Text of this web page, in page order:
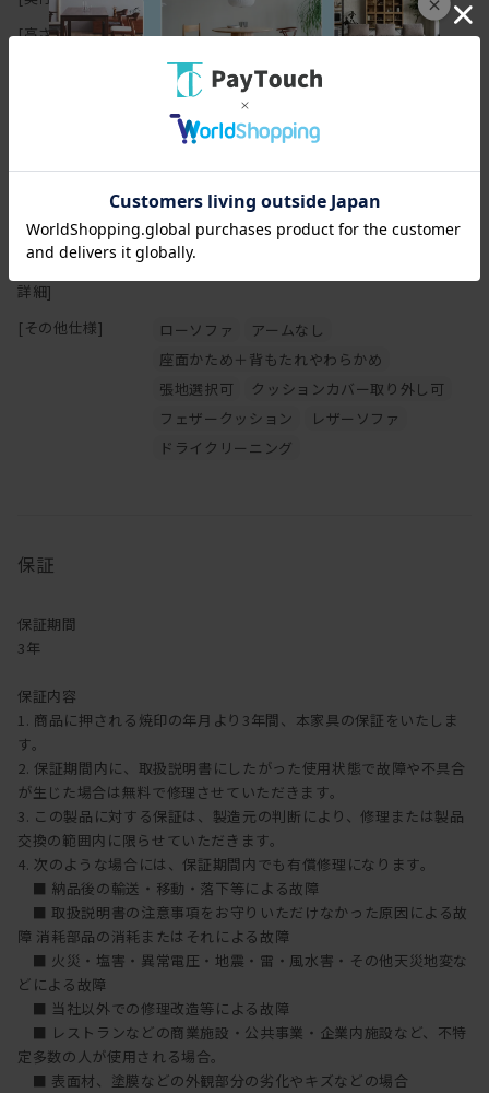
の原因になりますのでご注意下さい。
【オイル仕上げの家具について】
マスターウォールの家具の大半は無垢材の保護としてオイルを塗布
することで、木本来がもつ自然に近い 風合いや質感を生かした仕上
木の表面に塗膜を作らないため、直射日光による日焼けをしやす
く、 傷・水分によるシミがつきやすいことがデメリットと言えま
普段のお手入れは乾拭きで十分ですが、定期的にオイルを上塗りす
るメンテナンスを行えば、木に艶が戻り色はやや濃くなります。同
時に傷やシミは目立ちにくくもなります。
の経過とともに深い味わいを楽しむことができます。
[高さ(H)]
67cm
30cm
無垢材、集成無垢材（ソリッドサーフェス）
フレーム：オイル仕上げ
[張地]
ファブリックまたはレザー（牛革）
[クッション中身]
背クッション : ポリエステル綿,フェザー／座面
: ウレタンフォーム
詳細]
[その他仕様] ローソファ
アームなし
座面かため＋背もたれやわらかめ
張地選択可
クッションカバー取り外し可
フェザークッション
レザーソファ
ドライクリーニング
保証
保証期間
3年
保証内容
1. 商品に押される焼印の年月より3年間、本家具の保証をいたしま
す。
2. 保証期間内に、取扱説明書にしたがった使用状態で故障や不具合
が生じた場合は無料で修理させていただきます。
3. この製品に対する保証は、製造元の判断により、修理または製品
交換の範囲内に限らせていただきます。
4. 次のような場合には、保証期間内でも有償修理になります。
■ 納品後の輸送・移動・落下等による故障
■ 取扱説明書の注意事項をお守りいただけなかった原因による故
障 消耗部品の消耗またはそれによる故障
■ 火災・塩害・異常電圧・地震・雷・風水害・その他天災地変な
どによる故障
■ 当社以外での修理改造等による故障
■ レストランなどの商業施設・公共事業・企業内施設など、不特
定多数の人が使用される場合。
■ 表面材、塗膜などの外観部分の劣化やキズなどの場合